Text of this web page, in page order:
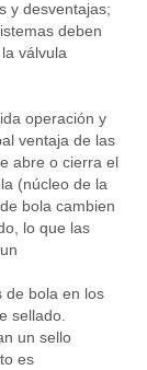
y desventajas;
deben
válvula
operación y
ventaja de las
abre o cierra el
(núcleo de la
bola cambien
lo que las
de bola en los
sellado.
un sello
es